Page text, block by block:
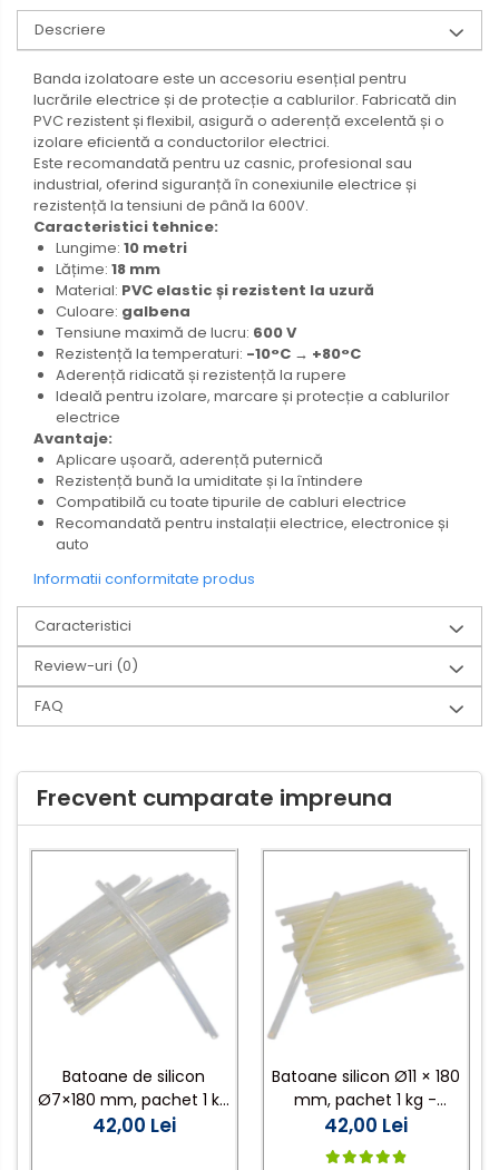
Descriere
Banda izolatoare este un accesoriu esențial pentru
lucrările electrice și de protecție a cablurilor. Fabricată din
PVC rezistent și flexibil, asigură o aderență excelentă și o
izolare eficientă a conductorilor electrici.
Este recomandată pentru uz casnic, profesional sau
industrial, oferind siguranță în conexiunile electrice și
rezistență la tensiuni de până la 600V.
Caracteristici tehnice:
Lungime: 10 metri
Lățime: 18 mm
Material: PVC elastic și rezistent la uzură
Culoare: galbena
Tensiune maximă de lucru: 600 V
Rezistență la temperaturi: -10°C → +80°C
Aderență ridicată și rezistență la rupere
Ideală pentru izolare, marcare și protecție a cablurilor
electrice
Avantaje:
Aplicare ușoară, aderență puternică
Rezistență bună la umiditate și la întindere
Compatibilă cu toate tipurile de cabluri electrice
Recomandată pentru instalații electrice, electronice și
auto
Informatii conformitate produs
Caracteristici
Review-uri (0)
FAQ
Frecvent cumparate impreuna
Batoane de silicon
Ø7×180 mm, pachet 1 kg
- pentru pistoale de lipit
42,00 Lei
Batoane silicon Ø11 × 180
mm, pachet 1 kg -
pentru pistoale de lipit la
cald
42,00 Lei